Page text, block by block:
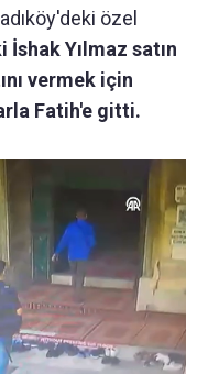
özel
İshak Yılmaz satın
vermek için
Fatih'e gitti.